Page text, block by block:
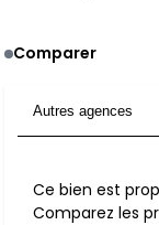
Comparer
Autres agences
Ce bien est
Comparez les